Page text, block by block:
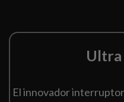
Ultra
El innovador